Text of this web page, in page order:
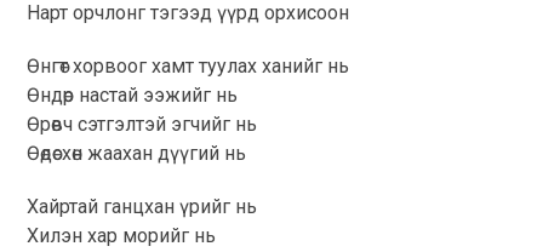
Нарт орчлонг тэгээд үүрд орхисоон
Өнгөт хорвоог хамт туулах ханийг нь
Өндөр настай ээжийг нь
Өрөвч сэтгэлтэй эгчийг нь
Өөдөсхөн жаахан дүүгий нь
Хайртай ганцхан үрийг нь
Хилэн хар морийг нь